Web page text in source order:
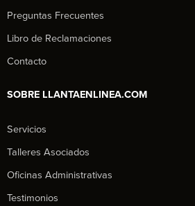
Preguntas Frecuentes
Libro de Reclamaciones
Contacto
SOBRE LLANTAENLINEA.COM
Servicios
Talleres Asociados
Oficinas Administrativas
Testimonios